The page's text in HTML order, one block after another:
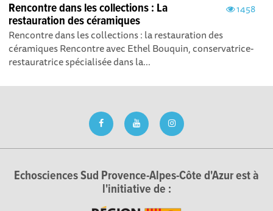
1458
Rencontre dans les collections : La
restauration des céramiques
Rencontre dans les collections : la restauration des
céramiques Rencontre avec Ethel Bouquin, conservatrice-
restauratrice spécialisée dans la...
Echosciences Sud Provence-Alpes-Côte d'Azur est à
l'initiative de :